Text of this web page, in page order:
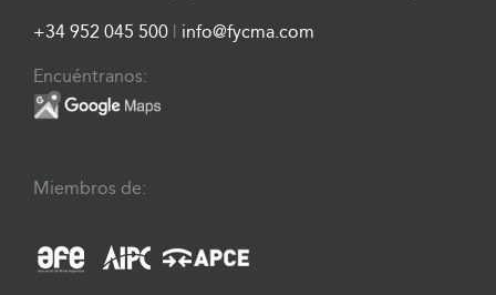
+34 952 045 500 info@fycma.com
Encuéntranos:
Miembros de: